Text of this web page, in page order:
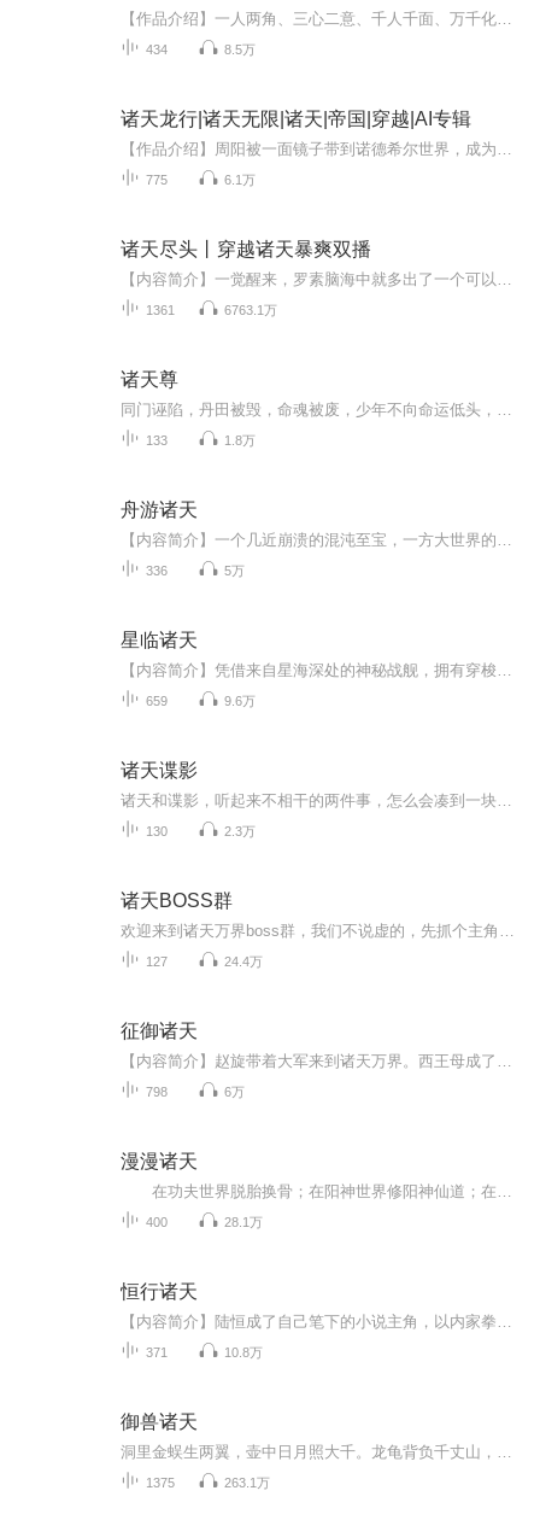
434 8.5万
诸天龙行|诸天无限|诸天|帝国|穿越|AI专辑
775 6.1万
诸天尽头丨穿越诸天暴爽双播
1361 6763.1万
诸天尊
133 1.8万
舟游诸天
336 5万
星临诸天
659 9.6万
诸天谍影
130 2.3万
诸天BOSS群
127 24.4万
征御诸天
798 6万
漫漫诸天
400 28.1万
恒行诸天
371 10.8万
御兽诸天
1375 263.1万